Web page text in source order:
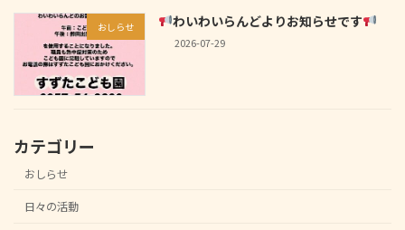
おしらせ わいわいらんどよりお知らせです
2026-07-29
カテゴリー
おしらせ
日々の活動